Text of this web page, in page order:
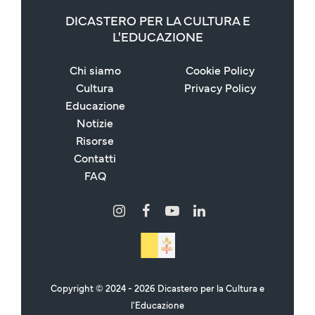
DICASTERO PER LA CULTURA E
L'EDUCAZIONE
Chi siamo
Cultura
Educazione
Notizie
Risorse
Contatti
FAQ
Cookie Policy
Privacy Policy
Copyright © 2024 - 2026 Dicastero per la Cultura e
l'Educazione